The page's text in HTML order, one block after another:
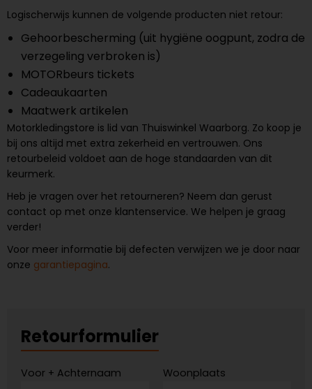
Logischerwijs kunnen de volgende producten niet retour:
Gehoorbescherming (uit hygiëne oogpunt, zodra de
verzegeling verbroken is)
MOTORbeurs tickets
Cadeaukaarten
Maatwerk artikelen
Motorkledingstore is lid van Thuiswinkel Waarborg. Zo koop je
bij ons altijd met extra zekerheid en vertrouwen. Ons
retourbeleid voldoet aan de hoge standaarden van dit
keurmerk.
Heb je vragen over het retourneren? Neem dan gerust
contact op met onze klantenservice. We helpen je graag
verder!
Voor meer informatie bij defecten verwijzen we je door naar
onze garantiepagina.
Retourformulier
Voor + Achternaam Woonplaats